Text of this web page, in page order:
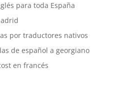
para toda España
por traductores nativos
de español a georgiano
en francés